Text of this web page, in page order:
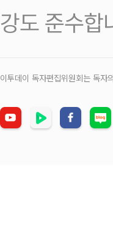
강도 준수합
이투데이 독자편집위원회는 독자